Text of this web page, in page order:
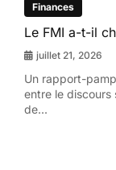
Finances
Le FMI a-t-il
juillet 21, 2026
Un rapport-
entre le discours
de...